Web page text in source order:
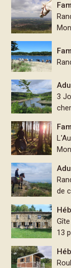
3
de
Gîte
13